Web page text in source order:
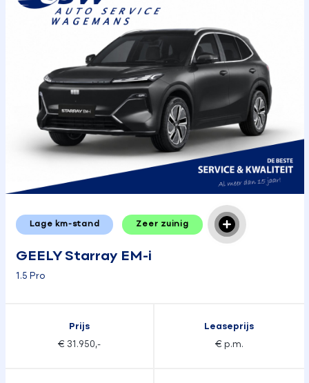
Lage km-stand Zeer zuinig
GEELY Starray EM-i
1.5 Pro
Prijs
€ 31.950,-
Leaseprijs
€ p.m.